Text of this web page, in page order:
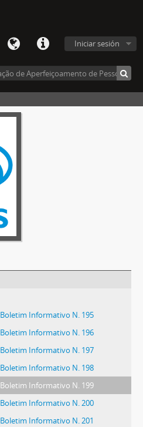
Iniciar sesión
Boletim Informativo N. 195
Boletim Informativo N. 196
Boletim Informativo N. 197
Boletim Informativo N. 198
Boletim Informativo N. 199
Boletim Informativo N. 200
Boletim Informativo N. 201